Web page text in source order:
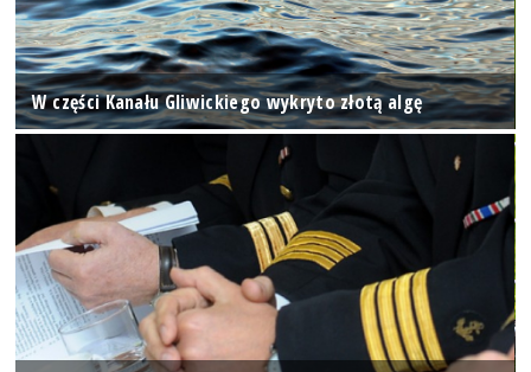
W części Kanału Gliwickiego wykryto złotą algę